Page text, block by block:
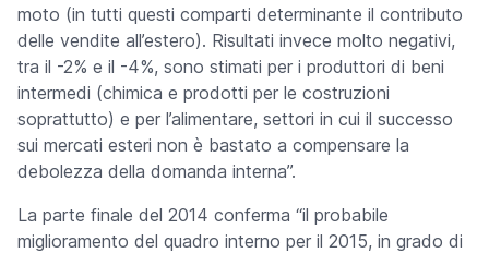
moto (in tutti questi comparti determinante il contributo
delle vendite all’estero). Risultati invece molto negativi,
tra il -2% e il -4%, sono stimati per i produttori di beni
intermedi (chimica e prodotti per le costruzioni
soprattutto) e per l’alimentare, settori in cui il successo
sui mercati esteri non è bastato a compensare la
debolezza della domanda interna”.
La parte finale del 2014 conferma “il probabile
miglioramento del quadro interno per il 2015, in grado di